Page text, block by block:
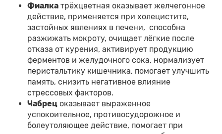
Фиалка трёхцветная оказывает желчегонное
действие, применяется при холецистите,
застойных явлениях в печени, способна
разжижать мокроту, очищает лёгкие после
отказа от курения, активирует продукцию
ферментов и желудочного сока, нормализует
перистальтику кишечника, помогает улучшить
память, снизить негативное влияние
стрессовых факторов.
Чабрец оказывает выраженное
успокоительное, противосудорожное и
болеутоляющее действие, помогает при